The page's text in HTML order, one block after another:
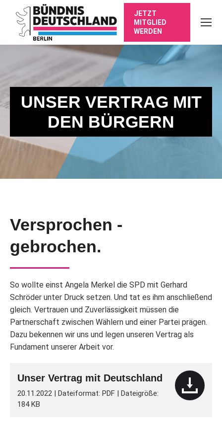
JETZT
MITGLIED
WERDEN
UNSER VERTRAG MIT
DEN BÜRGERN
Versprochen -
gebrochen.
So wollte einst Angela Merkel die SPD mit Gerhard
Schröder unter Druck setzen. Und tat es ihm anschließend
gleich. Vertrauen und Zuverlässigkeit müssen die
Partnerschaft zwischen Wählern und einer Partei prägen.
Dazu bekennen wir uns und legen unseren Vertrag als
Fundament unserer Arbeit vor.
Unser Vertrag mit Deutschland
20.11.2022 | Dateiformat: PDF | Dateigröße:
184 KB